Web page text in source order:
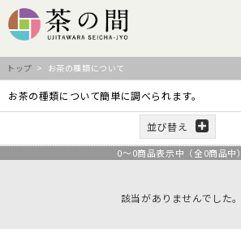
トップ > お茶の種類について
お茶の種類について簡単に調べられます。
並び替え
0～0商品表示中（全0商品中）
該当がありませんでした。